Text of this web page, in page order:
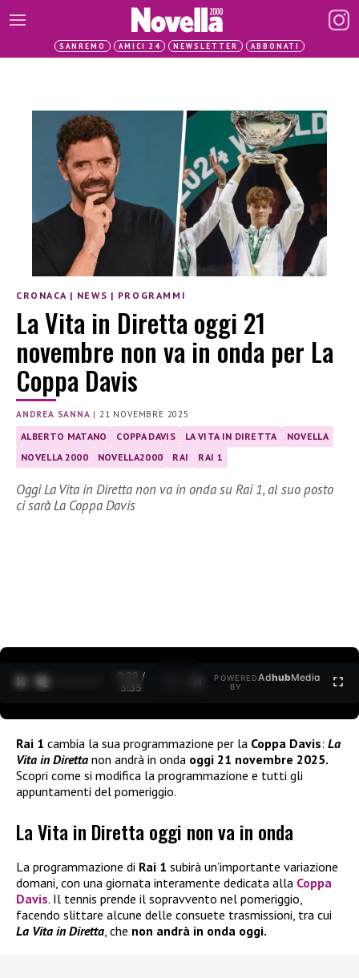
SANREMO AMICI 24 NEWSLETTER ABBONATI
CRONACA | NEWS | PROGRAMMI
La Vita in Diretta oggi 21
novembre non va in onda per La
Coppa Davis
ANDREA SANNA |21 NOVEMBRE 2025
ALBERTO MATANO COPPA DAVIS LA VITA IN DIRETTA
NOVELLA
NOVELLA 2000
NOVELLA2000 RAI RAI 1
Oggi La Vita in Diretta non va in onda su Rai 1, al suo posto
ci sarà La Coppa Davis
0:30 /
3:35
POWERED
BY
AdhubMedia
Rai 1 cambia la sua programmazione per la Coppa Davis: La
Vita in Diretta non andrà in onda oggi 21 novembre 2025.
Scopri come si modifica la programmazione e tutti gli
appuntamenti del pomeriggio.
La Vita in Diretta oggi non va in onda
La programmazione di Rai 1 subirà un’importante variazione
domani, con una giornata interamente dedicata alla Coppa
Davis. Il tennis prende il sopravvento nel pomeriggio,
facendo slittare alcune delle consuete trasmissioni, tra cui
La Vita in Diretta, che non andrà in onda oggi.